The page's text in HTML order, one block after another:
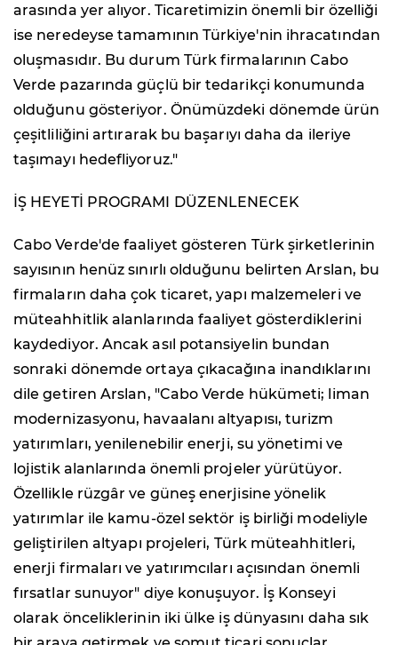
arasında yer alıyor. Ticaretimizin önemli bir özelliği
ise neredeyse tamamının Türkiye'nin ihracatından
oluşmasıdır. Bu durum Türk firmalarının Cabo
Verde pazarında güçlü bir tedarikçi konumunda
olduğunu gösteriyor. Önümüzdeki dönemde ürün
çeşitliliğini artırarak bu başarıyı daha da ileriye
taşımayı hedefliyoruz."
İŞ HEYETİ PROGRAMI DÜZENLENECEK
Cabo Verde'de faaliyet gösteren Türk şirketlerinin
sayısının henüz sınırlı olduğunu belirten Arslan, bu
firmaların daha çok ticaret, yapı malzemeleri ve
müteahhitlik alanlarında faaliyet gösterdiklerini
kaydediyor. Ancak asıl potansiyelin bundan
sonraki dönemde ortaya çıkacağına inandıklarını
dile getiren Arslan, "Cabo Verde hükümeti; liman
modernizasyonu, havaalanı altyapısı, turizm
yatırımları, yenilenebilir enerji, su yönetimi ve
lojistik alanlarında önemli projeler yürütüyor.
Özellikle rüzgâr ve güneş enerjisine yönelik
yatırımlar ile kamu-özel sektör iş birliği modeliyle
geliştirilen altyapı projeleri, Türk müteahhitleri,
enerji firmaları ve yatırımcıları açısından önemli
fırsatlar sunuyor" diye konuşuyor. İş Konseyi
olarak önceliklerinin iki ülke iş dünyasını daha sık